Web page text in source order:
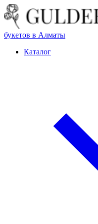
букетов в Алматы
Каталог